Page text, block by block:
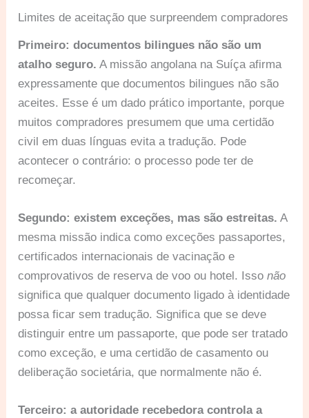
Limites de aceitação que surpreendem compradores
Primeiro: documentos bilingues não são um
atalho seguro. A missão angolana na Suíça afirma
expressamente que documentos bilingues não são
aceites. Esse é um dado prático importante, porque
muitos compradores presumem que uma certidão
civil em duas línguas evita a tradução. Pode
acontecer o contrário: o processo pode ter de
recomeçar.
Segundo: existem exceções, mas são estreitas. A
mesma missão indica como exceções passaportes,
certificados internacionais de vacinação e
comprovativos de reserva de voo ou hotel. Issonão
significa que qualquer documento ligado à identidade
possa ficar sem tradução. Significa que se deve
distinguir entre um passaporte, que pode ser tratado
como exceção, e uma certidão de casamento ou
deliberação societária, que normalmente não é.
Terceiro: a autoridade recebedora controla a